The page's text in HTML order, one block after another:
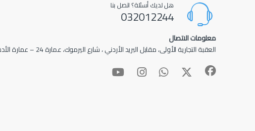
هل لديك أسئلة؟ اتصل بنا
032012244
معلومات الاتصال
العقبة التجارية الأولى، مقابل البريد الأردني ، شارع اليرموك، عمارة 24 – عمارة الأدهم